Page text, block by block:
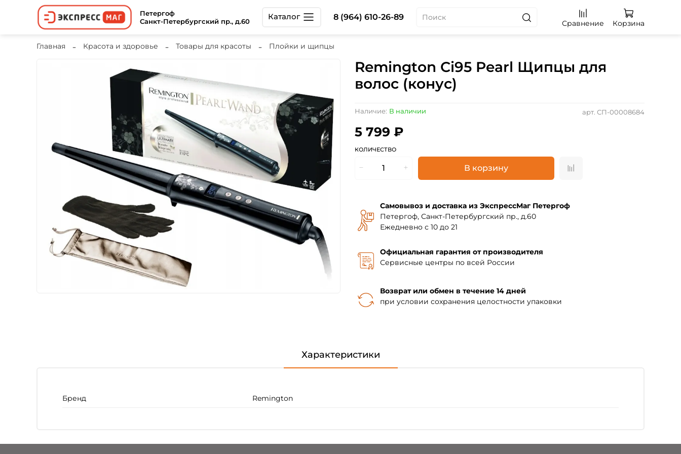
Петергоф
Санкт-Петербургский пр., д.60
Каталог 8 (964) 610-26-89
Сравнение Корзина
Главная Красота и здоровье Товары для красоты Плойки и щипцы
арт. СП-00008684
Наличие: В наличии
Remington Ci95 Pearl Щипцы для
волос (конус)
5 799 ₽
КОЛИЧЕСТВО
В корзину
Самовывоз и доставка из ЭкспрессМаг Петергоф
Петергоф, Санкт-Петербургский пр., д.60
Ежедневно с 10 до 21
Официальная гарантия от производителя
Сервисные центры по всей России
Возврат или обмен в течение 14 дней
при условии сохранения целостности упаковки
Характеристики
Бренд Remington